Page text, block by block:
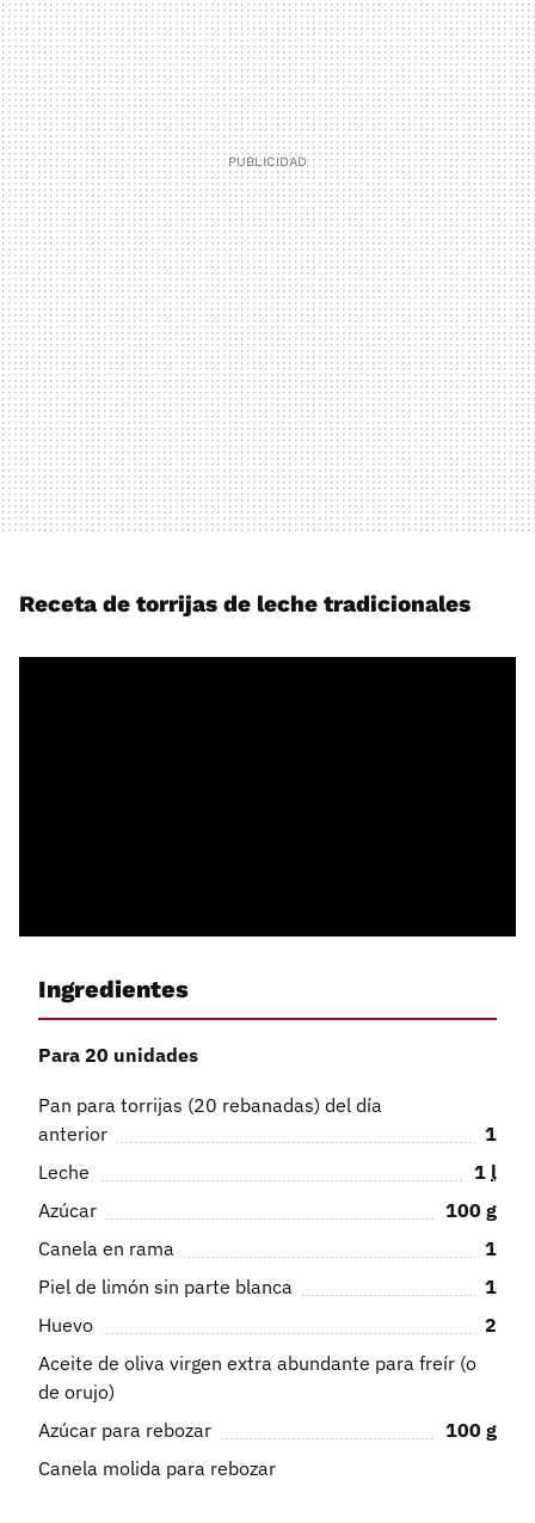
Receta de torrijas de leche tradicionales
Ingredientes
Para 20 unidades
Pan para torrijas (20 rebanadas) del día
anterior
1
Leche
1 l
Azúcar
100 g
Canela en rama
1
Piel de limón sin parte blanca
1
Huevo
2
Aceite de oliva virgen extra abundante para freír (o
de orujo)
Azúcar para rebozar
100 g
Canela molida para rebozar